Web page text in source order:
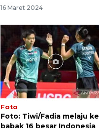
16 Maret 2024
Foto
Foto: Tiwi/Fadia melaju ke
babak 16 besar Indonesia